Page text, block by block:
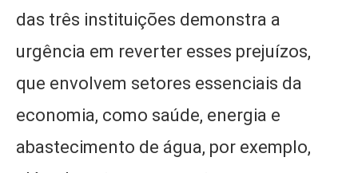
das três instituições demonstra a
urgência em reverter esses prejuízos,
que envolvem setores essenciais da
economia, como saúde, energia e
abastecimento de água, por exemplo,